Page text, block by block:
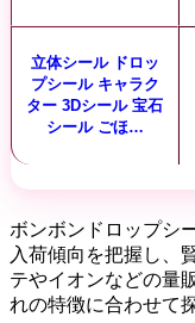
立体シール ドロッ
プシール キャラク
ター 3Dシール 宝石
シール ごほ…
ボンボンドロップシ
入荷傾向を把握し、
テやイオンなどの量
れの特徴に合わせて